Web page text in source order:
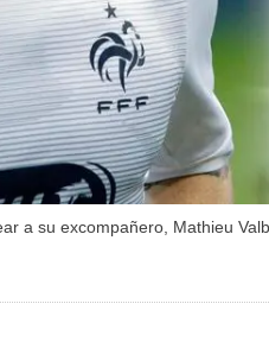
a su excompañero, Mathieu